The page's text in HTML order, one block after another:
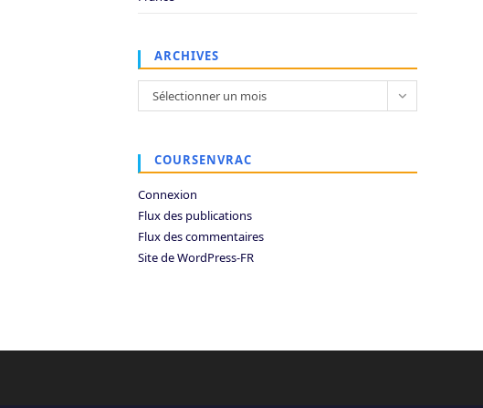
ARCHIVES
Archives
Sélectionner un mois
COURSENVRAC
Connexion
Flux des publications
Flux des commentaires
Site de WordPress-FR